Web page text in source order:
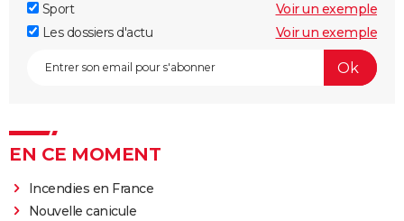
Sport
Voir un exemple
Les dossiers d'actu
Voir un exemple
EN CE MOMENT
Incendies en France
Nouvelle canicule